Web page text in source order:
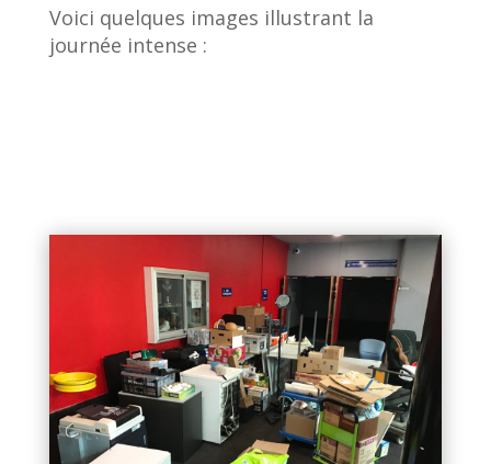
Voici quelques images illustrant la
journée intense :